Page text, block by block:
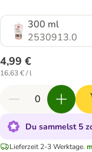
300 ml
2530913.0
4,99 €
16,63 € / l
Du sammelst 5
Lieferzeit 2-3 Werktage.